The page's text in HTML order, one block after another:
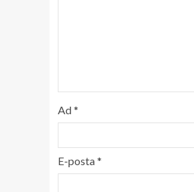
Ad*
E-posta*